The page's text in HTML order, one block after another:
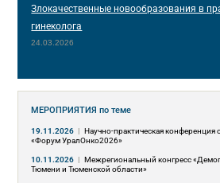
Злокачественные новообразования в
гинеколога
24.03.2026
МЕРОПРИЯТИЯпо теме
19.11.2026 | Научно-практическая
«Форум УралОнко2026»
10.11.2026 | Межрегиональный конгресс
Тюмени и Тюменской области»